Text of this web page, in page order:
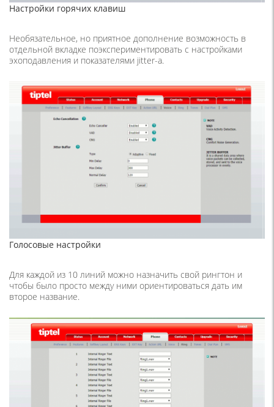
Настройки горячих клавиш
Необязательное, но приятное дополнение возможность в
отдельной вкладке поэкспериментировать с настройками
эхоподавления и показателями jitter-а.
Голосовые настройки
Для каждой из 10 линий можно назначить свой рингтон и
чтобы было просто между ними ориентироваться дать им
второе название.